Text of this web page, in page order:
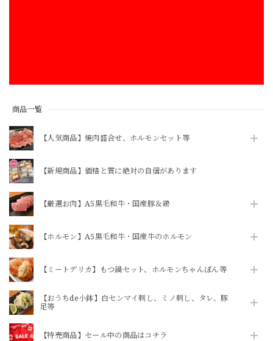
商品一覧
【人気商品】焼肉盛合せ、ホルモンセット等
【新規商品】価格と質に絶対の自信があります
【厳選お肉】A5黒毛和牛・国産豚＆鶏
【ホルモン】A5黒毛和牛・国産牛のホルモン
【ミートデリカ】もつ鍋セット、ホルモンちゃんぽん等
【おうちde小鉢】白センマイ刺し、ミノ刺し、タレ、豚
足等
【特売商品】セール中の商品はコチラ